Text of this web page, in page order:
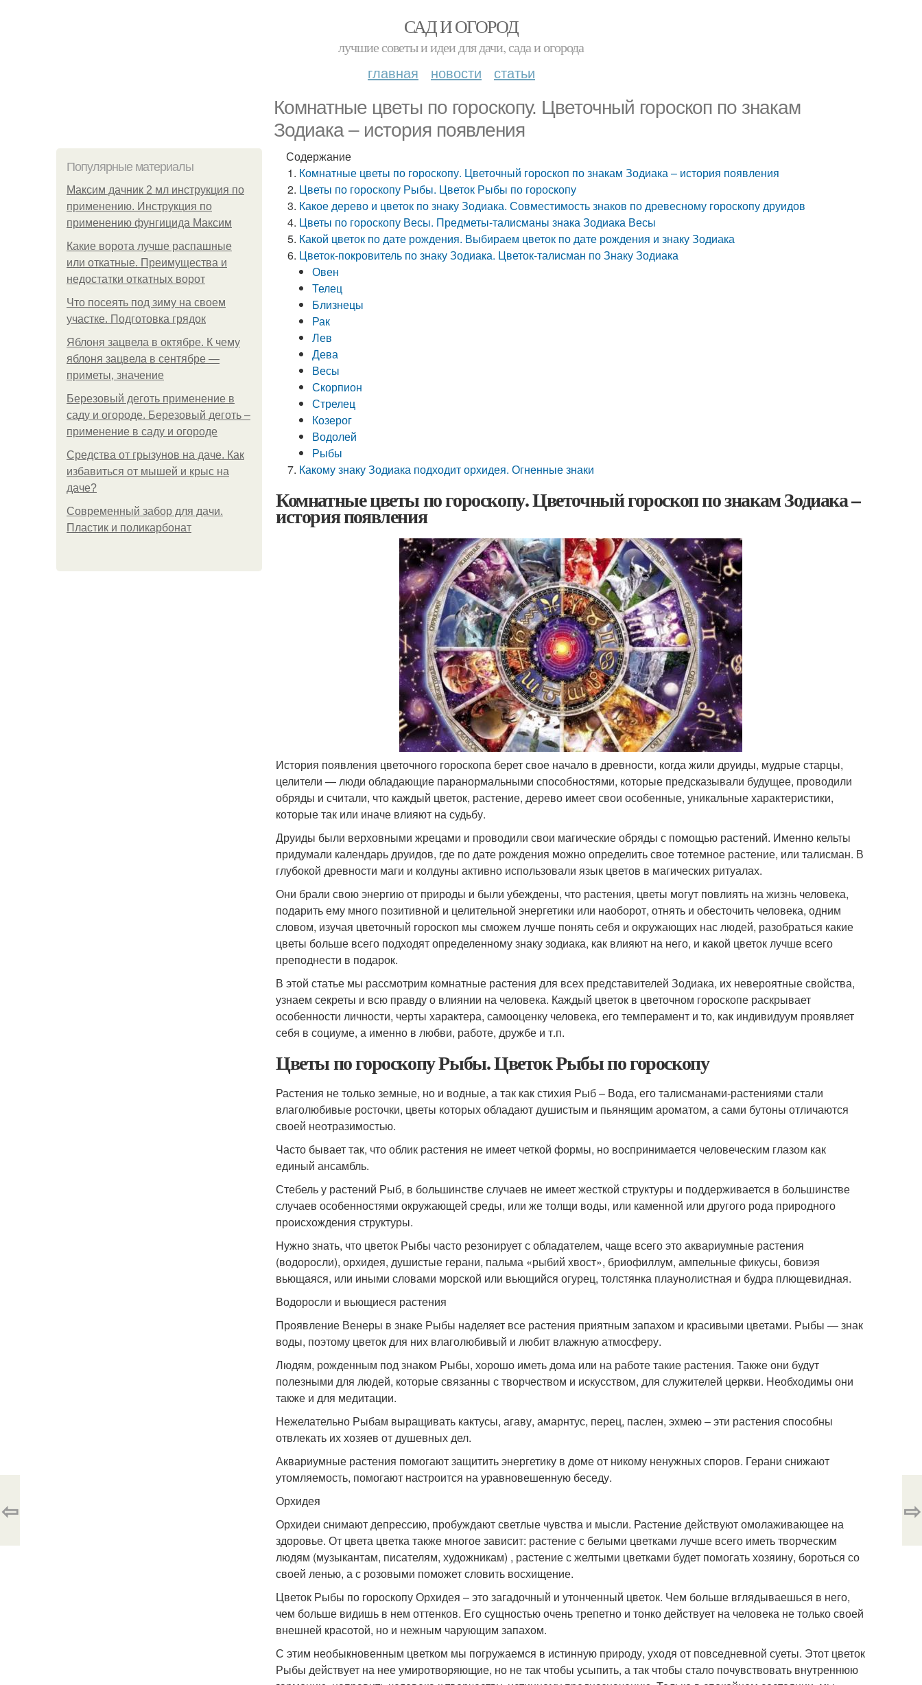
САД И ОГОРОД
лучшие советы и идеи для дачи, сада и огорода
главная новости статьи
Комнатные цветы по гороскопу. Цветочный гороскоп по знакам
Зодиака – история появления
Популярные материалы
Максим дачник 2 мл инструкция по
применению. Инструкция по
применению фунгицида Максим
Какие ворота лучше распашные
или откатные. Преимущества и
недостатки откатных ворот
Что посеять под зиму на своем
участке. Подготовка грядок
Яблоня зацвела в октябре. К чему
яблоня зацвела в сентябре —
приметы, значение
Березовый деготь применение в
саду и огороде. Березовый деготь –
применение в саду и огороде
Средства от грызунов на даче. Как
избавиться от мышей и крыс на
даче?
Современный забор для дачи.
Пластик и поликарбонат
Содержание
Комнатные цветы по гороскопу. Цветочный гороскоп по знакам Зодиака – история появления
Цветы по гороскопу Рыбы. Цветок Рыбы по гороскопу
Какое дерево и цветок по знаку Зодиака. Совместимость знаков по древесному гороскопу друидов
Цветы по гороскопу Весы. Предметы-талисманы знака Зодиака Весы
Какой цветок по дате рождения. Выбираем цветок по дате рождения и знаку Зодиака
Цветок-покровитель по знаку Зодиака. Цветок-талисман по Знаку Зодиака
Овен
Телец
Близнецы
Рак
Лев
Дева
Весы
Скорпион
Стрелец
Козерог
Водолей
Рыбы
Какому знаку Зодиака подходит орхидея. Огненные знаки
Комнатные цветы по гороскопу. Цветочный гороскоп по знакам Зодиака –
история появления
История появления цветочного гороскопа берет свое начало в древности, когда жили друиды, мудрые старцы,
целители — люди обладающие паранормальными способностями, которые предсказывали будущее, проводили
обряды и считали, что каждый цветок, растение, дерево имеет свои особенные, уникальные характеристики,
которые так или иначе влияют на судьбу.
Друиды были верховными жрецами и проводили свои магические обряды с помощью растений. Именно кельты
придумали календарь друидов, где по дате рождения можно определить свое тотемное растение, или талисман. В
глубокой древности маги и колдуны активно использовали язык цветов в магических ритуалах.
Они брали свою энергию от природы и были убеждены, что растения, цветы могут повлиять на жизнь человека,
подарить ему много позитивной и целительной энергетики или наоборот, отнять и обесточить человека, одним
словом, изучая цветочный гороскоп мы сможем лучше понять себя и окружающих нас людей, разобраться какие
цветы больше всего подходят определенному знаку зодиака, как влияют на него, и какой цветок лучше всего
преподнести в подарок.
В этой статье мы рассмотрим комнатные растения для всех представителей Зодиака, их невероятные свойства,
узнаем секреты и всю правду о влиянии на человека. Каждый цветок в цветочном гороскопе раскрывает
особенности личности, черты характера, самооценку человека, его темперамент и то, как индивидуум проявляет
себя в социуме, а именно в любви, работе, дружбе и т.п.
Цветы по гороскопу Рыбы. Цветок Рыбы по гороскопу
Растения не только земные, но и водные, а так как стихия Рыб – Вода, его талисманами-растениями стали
влаголюбивые росточки, цветы которых обладают душистым и пьянящим ароматом, а сами бутоны отличаются
своей неотразимостью.
Часто бывает так, что облик растения не имеет четкой формы, но воспринимается человеческим глазом как
единый ансамбль.
Стебель у растений Рыб, в большинстве случаев не имеет жесткой структуры и поддерживается в большинстве
случаев особенностями окружающей среды, или же толщи воды, или каменной или другого рода природного
происхождения структуры.
Нужно знать, что цветок Рыбы часто резонирует с обладателем, чаще всего это аквариумные растения
(водоросли), орхидея, душистые герани, пальма «рыбий хвост», бриофиллум, ампельные фикусы, бовиэя
вьющаяся, или иными словами морской или вьющийся огурец, толстянка плаунолистная и будра плющевидная.
Водоросли и вьющиеся растения
Проявление Венеры в знаке Рыбы наделяет все растения приятным запахом и красивыми цветами. Рыбы — знак
воды, поэтому цветок для них влаголюбивый и любит влажную атмосферу.
Людям, рожденным под знаком Рыбы, хорошо иметь дома или на работе такие растения. Также они будут
полезными для людей, которые связанны с творчеством и искусством, для служителей церкви. Необходимы они
также и для медитации.
Нежелательно Рыбам выращивать кактусы, агаву, амарнтус, перец, паслен, эхмею – эти растения способны
отвлекать их хозяев от душевных дел.
Аквариумные растения помогают защитить энергетику в доме от никому ненужных споров. Герани снижают
утомляемость, помогают настроится на уравновешенную беседу.
Орхидея
Орхидеи снимают депрессию, пробуждают светлые чувства и мысли. Растение действуют омолаживающее на
здоровье. От цвета цветка также многое зависит: растение с белыми цветками лучше всего иметь творческим
людям (музыкантам, писателям, художникам) , растение с желтыми цветками будет помогать хозяину, бороться со
своей ленью, а с розовыми поможет словить восхищение.
Цветок Рыбы по гороскопу Орхидея – это загадочный и утонченный цветок. Чем больше вглядываешься в него,
чем больше видишь в нем оттенков. Его сущностью очень трепетно и тонко действует на человека не только своей
внешней красотой, но и нежным чарующим запахом.
С этим необыкновенным цветком мы погружаемся в истинную природу, уходя от повседневной суеты. Этот цветок
Рыбы действует на нее умиротворяющие, но не так чтобы усыпить, а так чтобы стало почувствовать внутреннюю
⇦ ⇨